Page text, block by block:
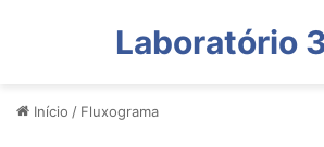
Laboratório
Início / Fluxograma